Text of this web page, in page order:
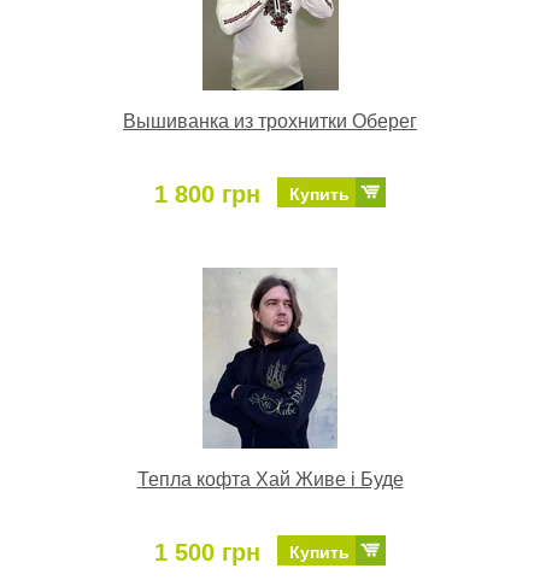
Вышиванка из трохнитки Оберег
1 800 грн Купить
Тепла кофта Хай Живе і Буде
1 500 грн Купить